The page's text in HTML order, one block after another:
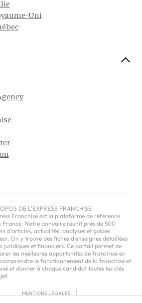
Uni
DE L'EXPRESS FRANCHISE
Franchise est la plateforme de référence
France. Notre annuaire réunit près de 500
d'articles, actualités, analyses et guides
On y trouve des fiches d'enseignes détaillées
juridiques et financiers. Ce portail permet de
les meilleures opportunités de franchise en
le fonctionnement de la franchise et
et donner à chaque candidat toutes les clés
MENTIONS LÉGALES